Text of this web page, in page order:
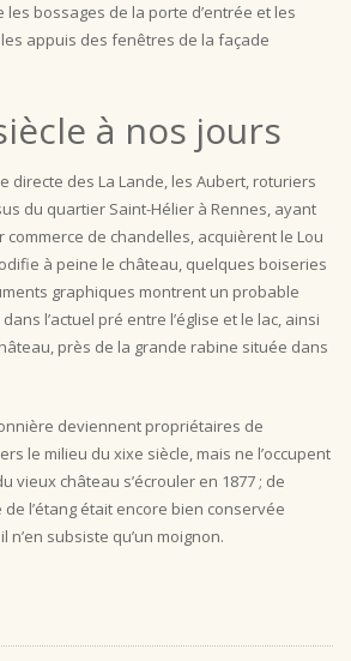
les bossages de la porte d’entrée et les
appuis des fenêtres de la façade
à nos jours
directe des La Lande, les Aubert, roturiers
du quartier Saint-Hélier à Rennes, ayant
de chandelles, acquièrent le Lou
à peine le château, quelques boiseries
graphiques montrent un probable
l’actuel pré entre l’église et le lac, ainsi
près de la grande rabine située dans
deviennent propriétaires de
le milieu du xixe siècle, mais ne l’occupent
vieux château s’écrouler en 1877 ; de
l’étang était encore bien conservée
n’en subsiste qu’un moignon.